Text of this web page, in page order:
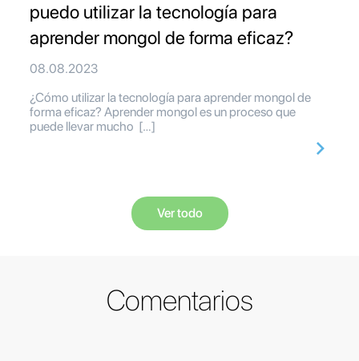
puedo utilizar la tecnología para
aprender mongol de forma eficaz?
08.08.2023
¿Cómo utilizar la tecnología para aprender mongol de
forma eficaz? Aprender mongol es un proceso que
puede llevar mucho […]
Ver todo
Comentarios